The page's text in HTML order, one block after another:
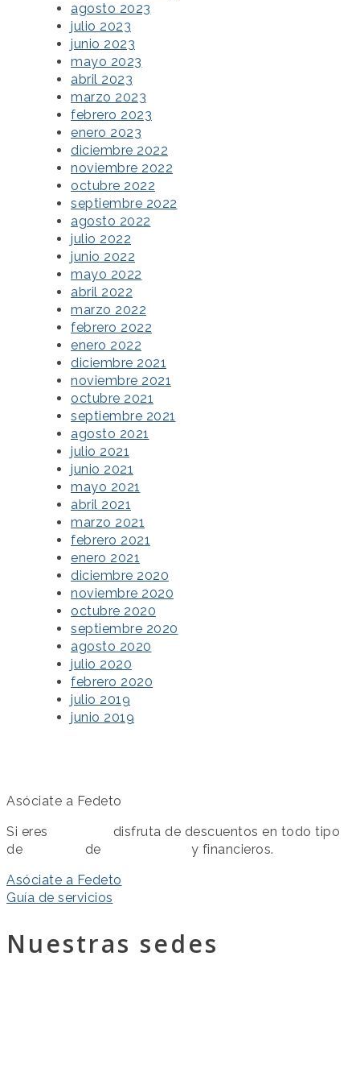
agosto 2023
julio 2023
junio 2023
mayo 2023
abril 2023
marzo 2023
febrero 2023
enero 2023
diciembre 2022
noviembre 2022
octubre 2022
septiembre 2022
agosto 2022
julio 2022
junio 2022
mayo 2022
abril 2022
marzo 2022
febrero 2022
enero 2022
diciembre 2021
noviembre 2021
octubre 2021
septiembre 2021
agosto 2021
julio 2021
junio 2021
mayo 2021
abril 2021
marzo 2021
febrero 2021
enero 2021
diciembre 2020
noviembre 2020
octubre 2020
septiembre 2020
agosto 2020
julio 2020
febrero 2020
julio 2019
junio 2019
Asóciate a Fedeto
Si eres
disfruta de descuentos en todo tipo
de
de
y financieros.
Asóciate a Fedeto
Guía de servicios
Nuestras sedes